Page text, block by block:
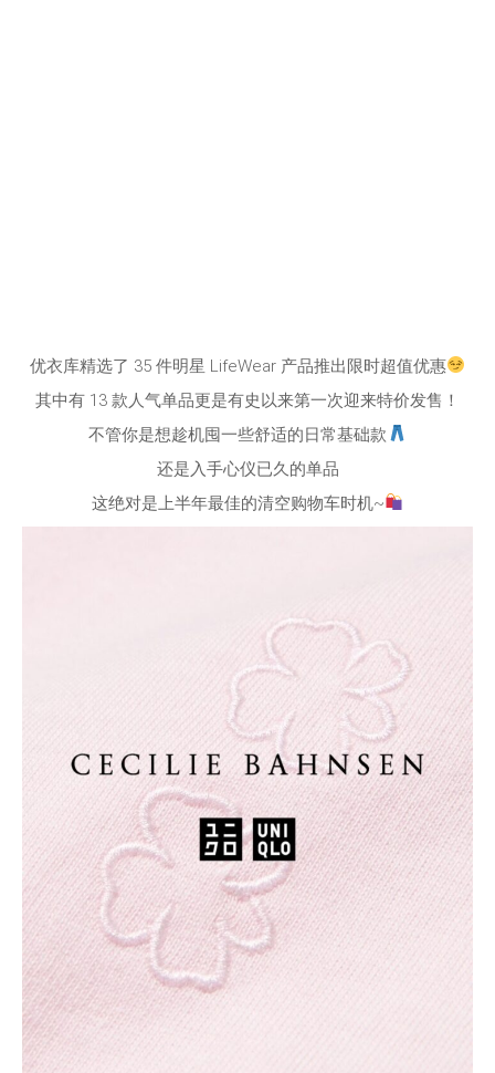
优衣库精选了 35 件明星 LifeWear 产品推出限时超值优惠
其中有 13 款人气单品更是有史以来第一次迎来特价发售！
不管你是想趁机囤一些舒适的日常基础款
还是入手心仪已久的单品
这绝对是上半年最佳的清空购物车时机~